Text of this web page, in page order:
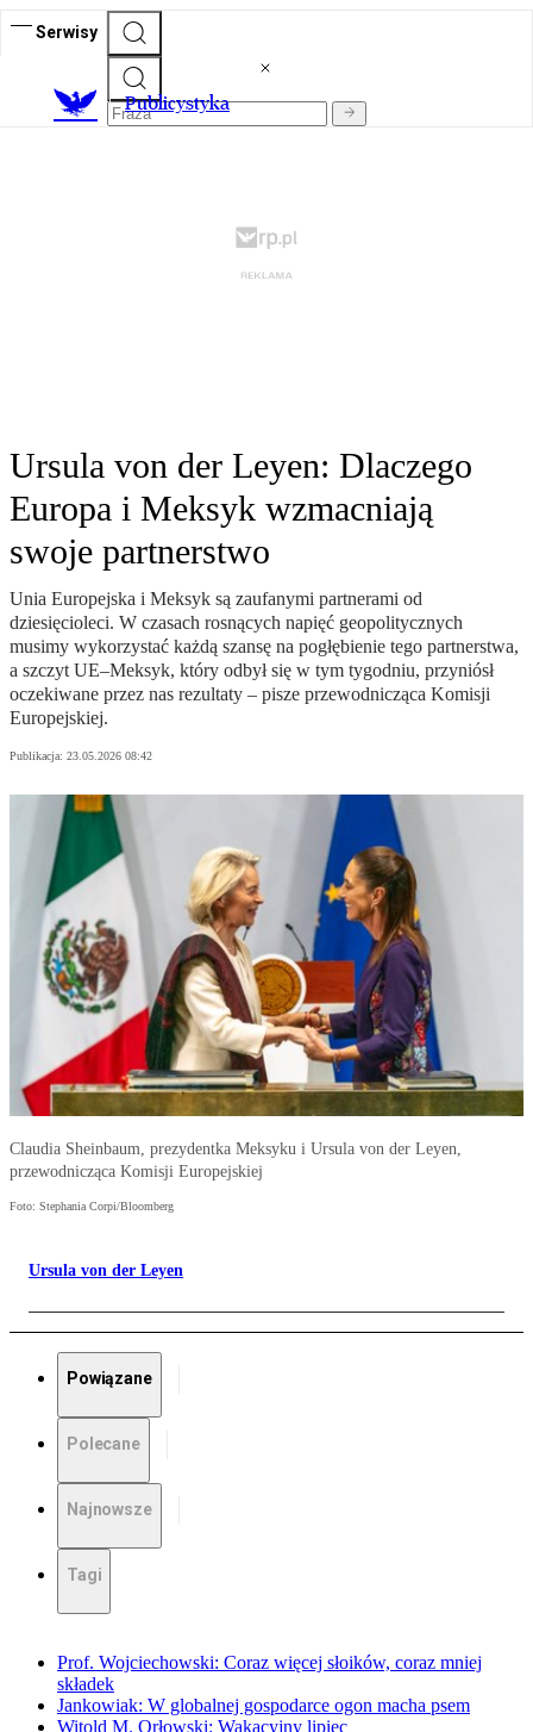
Serwisy
Publicystyka
Ursula von der Leyen: Dlaczego
Europa i Meksyk wzmacniają
swoje partnerstwo
Unia Europejska i Meksyk są zaufanymi partnerami od
dziesięcioleci. W czasach rosnących napięć geopolitycznych
musimy wykorzystać każdą szansę na pogłębienie tego partnerstwa,
a szczyt UE–Meksyk, który odbył się w tym tygodniu, przyniósł
oczekiwane przez nas rezultaty – pisze przewodnicząca Komisji
Europejskiej.
Publikacja: 23.05.2026 08:42
Claudia Sheinbaum, prezydentka Meksyku i Ursula von der Leyen,
przewodnicząca Komisji Europejskiej
Foto: Stephania Corpi/Bloomberg
Ursula von der Leyen
Powiązane
Polecane
Najnowsze
Tagi
Prof. Wojciechowski: Coraz więcej słoików, coraz mniej
składek
Jankowiak: W globalnej gospodarce ogon macha psem
Witold M. Orłowski: Wakacyjny lipiec